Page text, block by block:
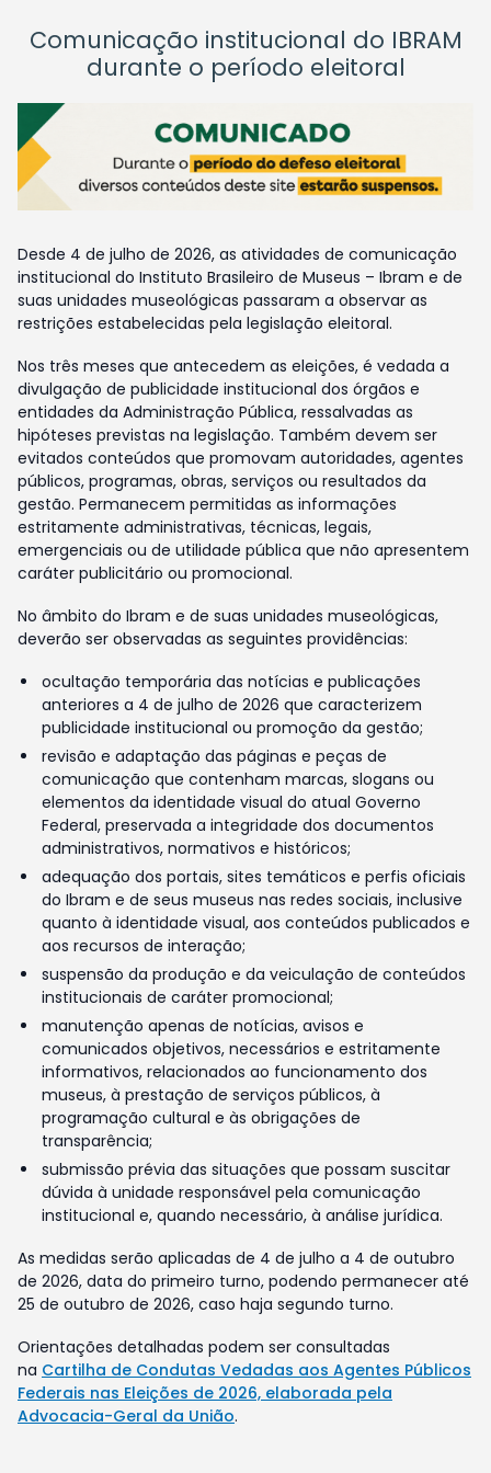
Comunicação institucional do IBRAM
durante o período eleitoral
Desde 4 de julho de 2026, as atividades de comunicação
institucional do Instituto Brasileiro de Museus – Ibram e de
suas unidades museológicas passaram a observar as
restrições estabelecidas pela legislação eleitoral.
Nos três meses que antecedem as eleições, é vedada a
divulgação de publicidade institucional dos órgãos e
entidades da Administração Pública, ressalvadas as
hipóteses previstas na legislação. Também devem ser
evitados conteúdos que promovam autoridades, agentes
públicos, programas, obras, serviços ou resultados da
gestão. Permanecem permitidas as informações
estritamente administrativas, técnicas, legais,
emergenciais ou de utilidade pública que não apresentem
caráter publicitário ou promocional.
No âmbito do Ibram e de suas unidades museológicas,
deverão ser observadas as seguintes providências:
ocultação temporária das notícias e publicações
anteriores a 4 de julho de 2026 que caracterizem
publicidade institucional ou promoção da gestão;
revisão e adaptação das páginas e peças de
comunicação que contenham marcas, slogans ou
elementos da identidade visual do atual Governo
Federal, preservada a integridade dos documentos
administrativos, normativos e históricos;
adequação dos portais, sites temáticos e perfis oficiais
do Ibram e de seus museus nas redes sociais, inclusive
quanto à identidade visual, aos conteúdos publicados e
aos recursos de interação;
suspensão da produção e da veiculação de conteúdos
institucionais de caráter promocional;
manutenção apenas de notícias, avisos e
comunicados objetivos, necessários e estritamente
informativos, relacionados ao funcionamento dos
museus, à prestação de serviços públicos, à
programação cultural e às obrigações de
transparência;
submissão prévia das situações que possam suscitar
dúvida à unidade responsável pela comunicação
institucional e, quando necessário, à análise jurídica.
As medidas serão aplicadas de 4 de julho a 4 de outubro
de 2026, data do primeiro turno, podendo permanecer até
25 de outubro de 2026, caso haja segundo turno.
Orientações detalhadas podem ser consultadas
na Cartilha de Condutas Vedadas aos Agentes Públicos
Federais nas Eleições de 2026, elaborada pela
Advocacia-Geral da União.